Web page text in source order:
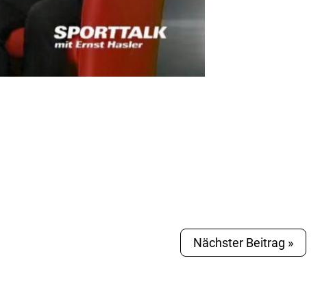
Nächster Beitrag »